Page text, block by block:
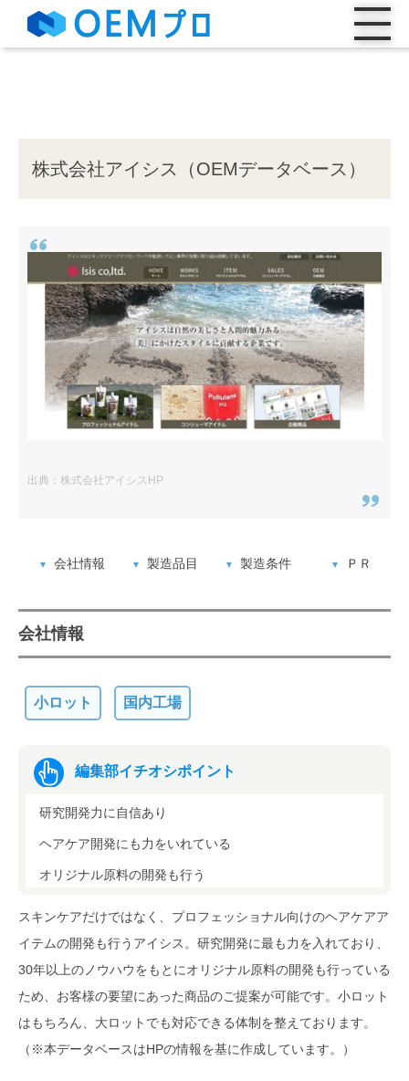
株式会社アイシス（OEMデータベース）
出典：株式会社アイシスHP
会社情報 製造品目 製造条件 ＰＲ
会社情報
小ロット 国内工場
編集部イチオシポイント
研究開発力に自信あり
ヘアケア開発にも力をいれている
オリジナル原料の開発も行う
スキンケアだけではなく、プロフェッショナル向けのヘアケアア
イテムの開発も行うアイシス。研究開発に最も力を入れており、
30年以上のノウハウをもとにオリジナル原料の開発も行っている
ため、お客様の要望にあった商品のご提案が可能です。小ロット
はもちろん、大ロットでも対応できる体制を整えております。
（※本データベースはHPの情報を基に作成しています。）